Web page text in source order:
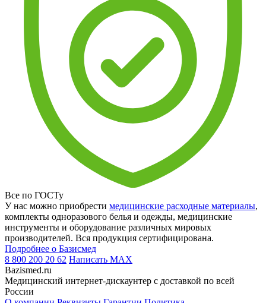
Все по ГОСТу
У нас можно приобрести медицинские расходные материалы,
комплекты одноразового белья и одежды, медицинские
инструменты и оборудование различных мировых
производителей. Вся продукция сертифицирована.
Подробнее о Базисмед
8 800 200 20 62 Написать MAX
Bazismed.ru
Медицинский интернет-дискаунтер с доставкой по всей
России